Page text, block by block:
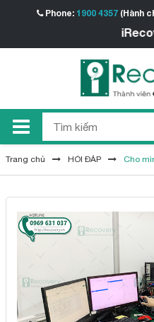
Phone: 1900 4357(Hành
Trang chủ HỎI ĐÁP Cho